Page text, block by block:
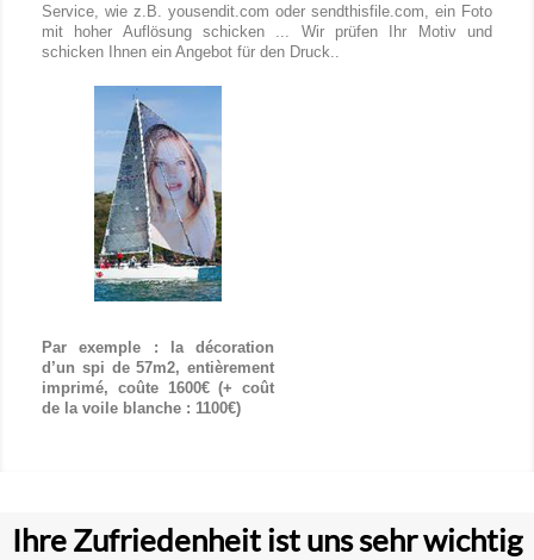
Service, wie z.B. yousendit.com oder sendthisfile.com, ein Foto
mit hoher Auflösung schicken ... Wir prüfen Ihr Motiv und
schicken Ihnen ein Angebot für den Druck..
Par exemple : la décoration
d’un spi de 57m2, entièrement
imprimé, coûte 1600€ (+ coût
de la voile blanche : 1100€)
Ihre Zufriedenheit ist uns sehr wichtig